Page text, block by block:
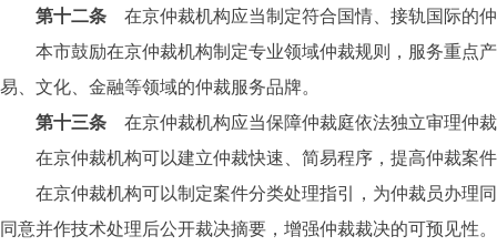
第十二条 在京仲裁机构应当制定符合国情、接轨国际的
本市鼓励在京仲裁机构制定专业领域仲裁规则，服务重点产
易、文化、金融等领域的仲裁服务品牌。
第十三条 在京仲裁机构应当保障仲裁庭依法独立审理仲
在京仲裁机构可以建立仲裁快速、简易程序，提高仲裁案
在京仲裁机构可以制定案件分类处理指引，为仲裁员办理同
同意并作技术处理后公开裁决摘要，增强仲裁裁决的可预见性。